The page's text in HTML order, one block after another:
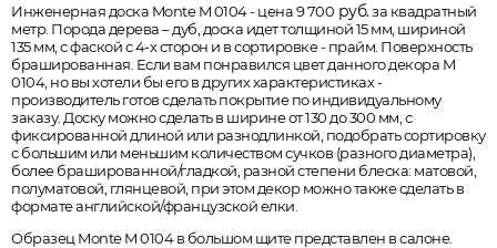
Инженерная доска Monte M 0104 - цена 9 700 руб.за квадратный
метр. Порода дерева – дуб, доска идет толщиной 15 мм, шириной
135 мм, с фаской с 4-х сторон и в сортировке - прайм. Поверхность
брашированная. Если вам понравился цвет данного декора M
0104, но вы хотели бы его в других характеристиках -
производитель готов сделать покрытие по индивидуальному
заказу. Доску можно сделать в ширине от 130 до 300 мм, с
фиксированной длиной или разнодлинкой, подобрать сортировку
с большим или меньшим количеством сучков (разного диаметра),
более брашированной/гладкой, разной степени блеска: матовой,
полуматовой, глянцевой, при этом декор можно также сделать в
формате английской/французской елки.
Образец Monte M 0104 в большом щите представлен в салоне.